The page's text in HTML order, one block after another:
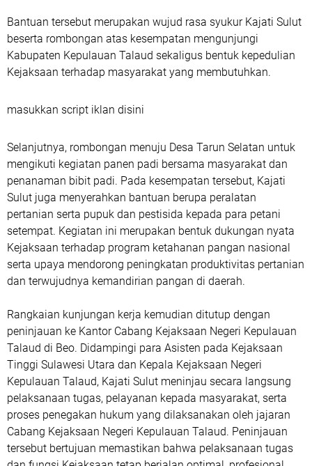
Bantuan tersebut merupakan wujud rasa syukur Kajati Sulut
beserta rombongan atas kesempatan mengunjungi
Kabupaten Kepulauan Talaud sekaligus bentuk kepedulian
Kejaksaan terhadap masyarakat yang membutuhkan.
masukkan script iklan disini
Selanjutnya, rombongan menuju Desa Tarun Selatan untuk
mengikuti kegiatan panen padi bersama masyarakat dan
penanaman bibit padi. Pada kesempatan tersebut, Kajati
Sulut juga menyerahkan bantuan berupa peralatan
pertanian serta pupuk dan pestisida kepada para petani
setempat. Kegiatan ini merupakan bentuk dukungan nyata
Kejaksaan terhadap program ketahanan pangan nasional
serta upaya mendorong peningkatan produktivitas pertanian
dan terwujudnya kemandirian pangan di daerah.
Rangkaian kunjungan kerja kemudian ditutup dengan
peninjauan ke Kantor Cabang Kejaksaan Negeri Kepulauan
Talaud di Beo. Didampingi para Asisten pada Kejaksaan
Tinggi Sulawesi Utara dan Kepala Kejaksaan Negeri
Kepulauan Talaud, Kajati Sulut meninjau secara langsung
pelaksanaan tugas, pelayanan kepada masyarakat, serta
proses penegakan hukum yang dilaksanakan oleh jajaran
Cabang Kejaksaan Negeri Kepulauan Talaud. Peninjauan
tersebut bertujuan memastikan bahwa pelaksanaan tugas